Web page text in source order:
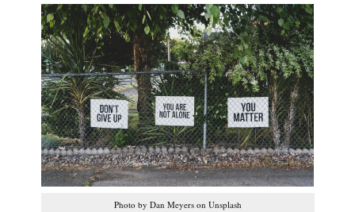
Photo by Dan Meyers on Unsplash